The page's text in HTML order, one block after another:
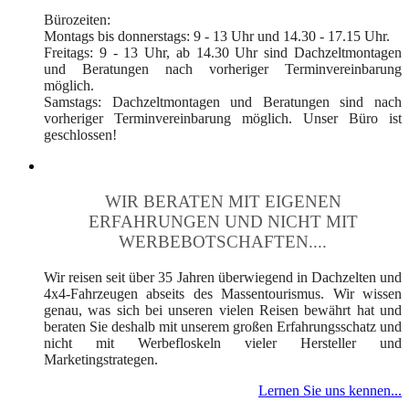
Bürozeiten:
Montags bis donnerstags: 9 - 13 Uhr und 14.30 - 17.15 Uhr.
Freitags: 9 - 13 Uhr, ab 14.30 Uhr sind Dachzeltmontagen
und Beratungen nach vorheriger Terminvereinbarung
möglich.
Samstags: Dachzeltmontagen und Beratungen sind nach
vorheriger Terminvereinbarung möglich. Unser Büro ist
geschlossen!
WIR BERATEN MIT EIGENEN
ERFAHRUNGEN UND NICHT MIT
WERBEBOTSCHAFTEN....
Wir reisen seit über 35 Jahren überwiegend in Dachzelten und
4x4-Fahrzeugen abseits des Massentourismus. Wir wissen
genau, was sich bei unseren vielen Reisen bewährt hat und
beraten Sie deshalb mit unserem großen Erfahrungsschatz und
nicht mit Werbefloskeln vieler Hersteller und
Marketingstrategen.
Lernen Sie uns kennen...